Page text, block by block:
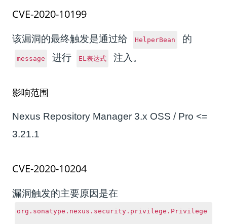
CVE-2020-10199
该漏洞的最终触发是通过给 HelperBean 的
message 进行 EL表达式 注入。
影响范围
Nexus Repository Manager 3.x OSS / Pro <=
3.21.1
CVE-2020-10204
漏洞触发的主要原因是在
org.sonatype.nexus.security.privilege.Privilege